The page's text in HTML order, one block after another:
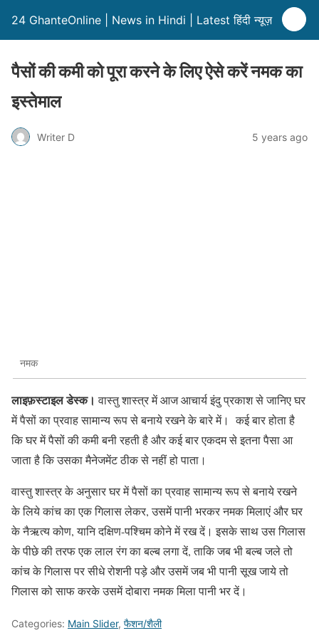
24 GhanteOnline | News in Hindi | Latest हिंदी न्यूज़
पैसों की कमी को पूरा करने के लिए ऐसे करें नमक का
इस्तेमाल
Writer D 5 years ago
नमक
लाइफ़स्टाइल डेस्क। वास्तु शास्त्र में आज आचार्य इंदु प्रकाश से जानिए घर
में पैसों का प्रवाह सामान्य रूप से बनाये रखने के बारे में। कई बार होता है
कि घर में पैसों की कमी बनी रहती है और कई बार एकदम से इतना पैसा आ
जाता है कि उसका मैनेजमेंट ठीक से नहीं हो पाता।
वास्तु शास्त्र के अनुसार घर में पैसों का प्रवाह सामान्य रूप से बनाये रखने
के लिये कांच का एक गिलास लेकर, उसमें पानी भरकर नमक मिलाएं और घर
के नैऋत्य कोण, यानि दक्षिण-पश्चिम कोने में रख दें। इसके साथ उस गिलास
के पीछे की तरफ एक लाल रंग का बल्ब लगा दें, ताकि जब भी बल्ब जले तो
कांच के गिलास पर सीधे रोशनी पड़े और उसमें जब भी पानी सूख जाये तो
गिलास को साफ करके उसमें दोबारा नमक मिला पानी भर दें।
Categories: Main Slider, फैशन/शैली